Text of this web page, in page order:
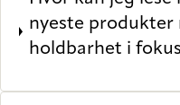
nyeste produkter
holdbarhet i